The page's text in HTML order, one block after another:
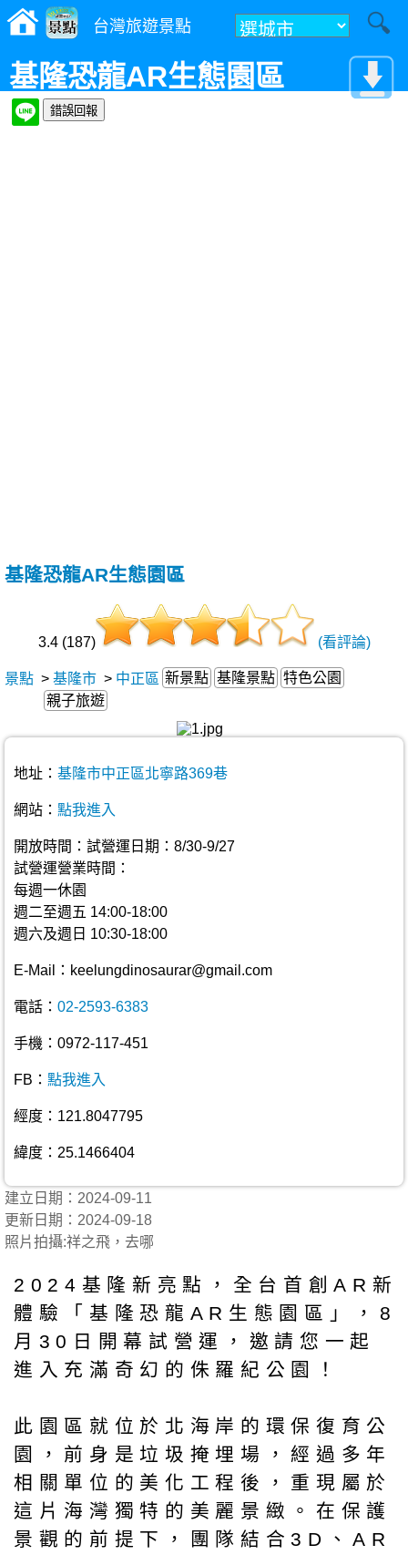
台灣旅遊景點
基隆恐龍AR生態園區
基隆恐龍AR生態園區
3.4 (187) (看評論)
景點 > 基隆市 > 中正區 新景點 基隆景點 特色公園
親子旅遊
地址： 基隆市中正區北寧路369巷
網站： 點我進入
開放時間：試營運日期：8/30-9/27
試營運營業時間：
每週一休園
週二至週五 14:00-18:00
週六及週日 10:30-18:00
E-Mail：keelungdinosaurar@gmail.com
電話： 02-2593-6383
手機：0972-117-451
FB： 點我進入
經度：121.8047795
緯度：25.1466404
建立日期：2024-09-11
更新日期：2024-09-18
照片拍攝:祥之飛，去哪
2024基隆新亮點，全台首創AR新
體驗「基隆恐龍AR生態園區」，8
月30日開幕試營運，邀請您一起
進入充滿奇幻的侏羅紀公園！
此園區就位於北海岸的環保復育公
園，前身是垃圾掩埋場，經過多年
相關單位的美化工程後，重現屬於
這片海灣獨特的美麗景緻。在保護
景觀的前提下，團隊結合3D、AR